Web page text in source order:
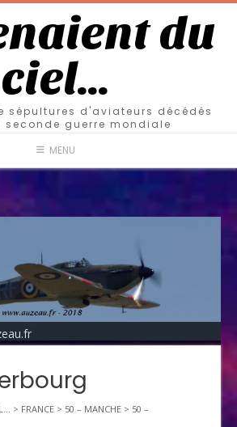
du
ciel…
sépultures d'aviateurs décédés
guerre mondiale
MENU
> FRANCE > 50 – MANCHE > 50 –